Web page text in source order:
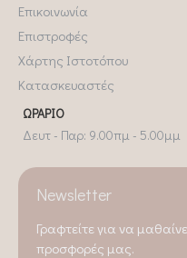
Επικοινωνία
Επιστροφές
Χάρτης Ιστοτόπου
Κατασκευαστές
ΩΡΆΡΙΟ
Δευτ - Παρ: 9.00πμ - 5.00μμ
Newsletter
Γραφτείτε για να
προσφορές μας.